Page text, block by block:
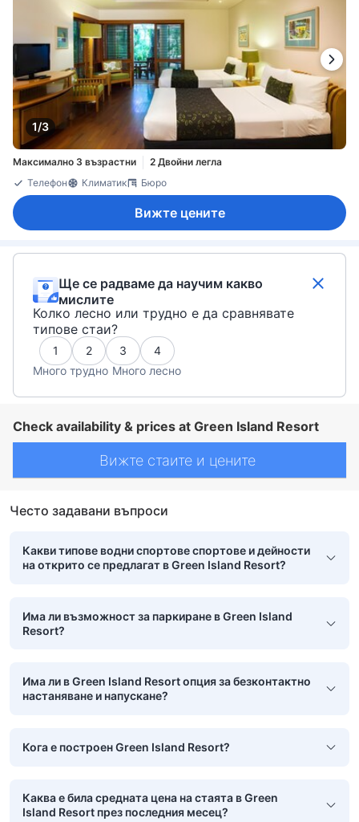
1/3
Максимално 3 възрастни
2 Двойни легла
Телефон
Климатик Бюро
Вижте цените
Ще се радваме да научим какво
мислите
Колко лесно или трудно е да сравнявате
типове стаи?
1 2 3
4
Много трудно Много лесно
Check availability & prices at Green Island Resort
Вижте стаите и цените
Често задавани въпроси
Какви типове водни спортове спортове и дейности
на открито се предлагат в Green Island Resort?
Има ли възможност за паркиране в Green Island
Resort?
Има ли в Green Island Resort опция за безконтактно
настаняване и напускане?
Кога е построен Green Island Resort?
Каква е била средната цена на стаята в Green
Island Resort през последния месец?